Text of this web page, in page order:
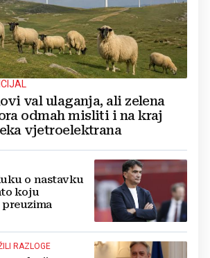
val ulaganja, ali zelena
odmah misliti i na kraj
vjetroelektrana
o nastavku
koju
RAZLOGE